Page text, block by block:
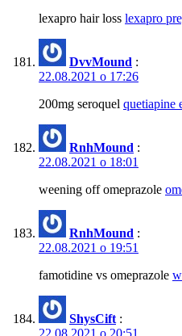
lexapro hair loss lexapro
DvvMound :
22.08.2021 о 17:26
200mg seroquel quetiapine
RnhMound :
22.08.2021 о 18:01
weening off omeprazole
RnhMound :
22.08.2021 о 19:51
famotidine vs omeprazole
ShysCift :
22.08.2021 о 20:51